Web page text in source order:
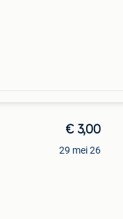
€ 3,00
29 mei 26